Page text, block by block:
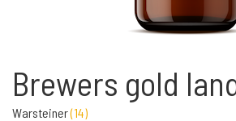
Brewers gold
Warsteiner(14)